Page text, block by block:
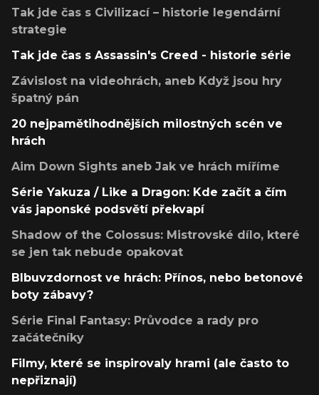
Tak jde čas s Civilizací – historie legendární
strategie
Tak jde čas s Assassin's Creed - historie série
Závislost na videohrách, aneb Když jsou hry
špatný pán
20 nejpamětihodnějších milostných scén ve
hrách
Aim Down Sights aneb Jak ve hrách míříme
Série Yakuza / Like a Dragon: Kde začít a čím
vás japonské podsvětí překvapí
Shadow of the Colossus: Mistrovské dílo, které
se jen tak nebude opakovat
Blbuvzdornost ve hrách: Přínos, nebo betonové
boty zábavy?
Série Final Fantasy: Průvodce a rady pro
začátečníky
Filmy, které se inspirovaly hrami (ale často to
nepřiznají)